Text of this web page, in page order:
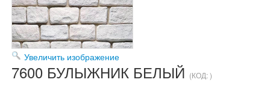
Увеличить изображение
7600 БУЛЫЖНИК БЕЛЫЙ (КОД:)